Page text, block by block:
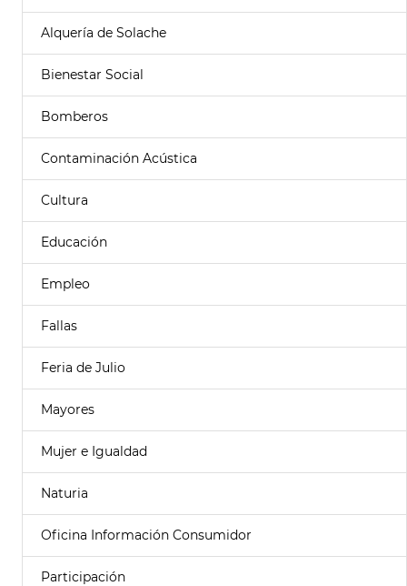
Alquería de Solache
Bienestar Social
Bomberos
Contaminación Acústica
Cultura
Educación
Empleo
Fallas
Feria de Julio
Mayores
Mujer e Igualdad
Naturia
Oficina Información Consumidor
Participación